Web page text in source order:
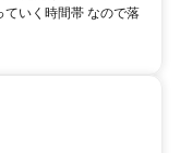
ていく時間帯 なので落